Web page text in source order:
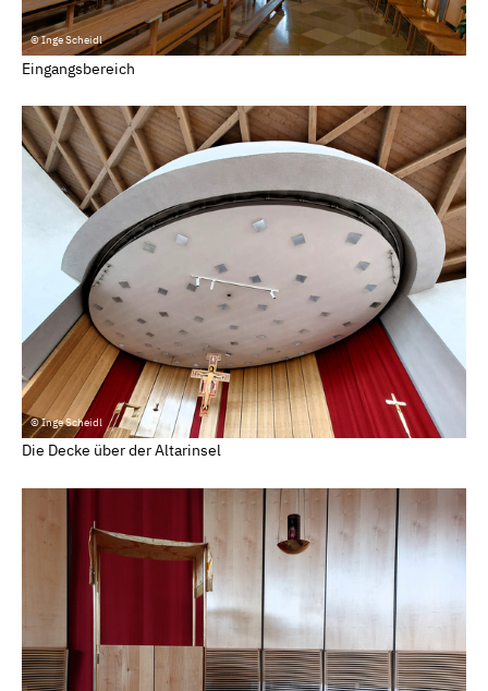
© Inge Scheidl
Eingangsbereich
© Inge Scheidl
Die Decke über der Altarinsel